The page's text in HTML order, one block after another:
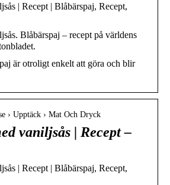
| Recept | Blåbärspaj, Recept,
Blåbärspaj – recept på världens
är otroligt enkelt att göra och blir
› Upptäck › Mat Och Dryck
vaniljsås | Recept –
| Recept | Blåbärspaj, Recept,